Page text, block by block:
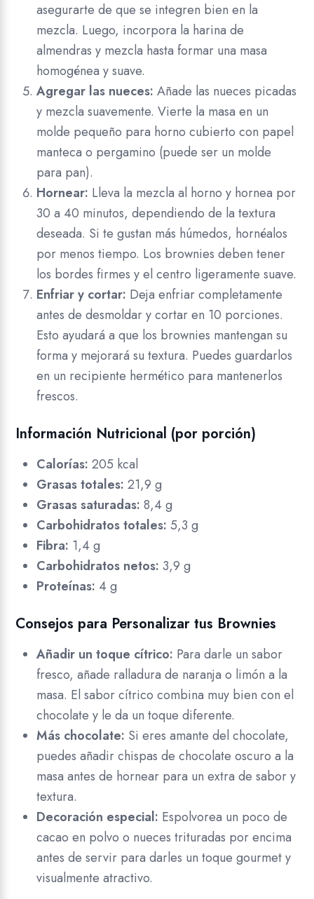
asegurarte de que se integren bien en la
mezcla. Luego, incorpora la harina de
almendras y mezcla hasta formar una masa
homogénea y suave.
Agregar las nueces: Añade las nueces picadas
y mezcla suavemente. Vierte la masa en un
molde pequeño para horno cubierto con papel
manteca o pergamino (puede ser un molde
para pan).
Hornear: Lleva la mezcla al horno y hornea por
30 a 40 minutos, dependiendo de la textura
deseada. Si te gustan más húmedos, hornéalos
por menos tiempo. Los brownies deben tener
los bordes firmes y el centro ligeramente suave.
Enfriar y cortar: Deja enfriar completamente
antes de desmoldar y cortar en 10 porciones.
Esto ayudará a que los brownies mantengan su
forma y mejorará su textura. Puedes guardarlos
en un recipiente hermético para mantenerlos
frescos.
Información Nutricional (por porción)
Calorías: 205 kcal
Grasas totales: 21,9 g
Grasas saturadas: 8,4 g
Carbohidratos totales: 5,3 g
Fibra: 1,4 g
Carbohidratos netos: 3,9 g
Proteínas: 4 g
Consejos para Personalizar tus Brownies
Añadir un toque cítrico: Para darle un sabor
fresco, añade ralladura de naranja o limón a la
masa. El sabor cítrico combina muy bien con el
chocolate y le da un toque diferente.
Más chocolate: Si eres amante del chocolate,
puedes añadir chispas de chocolate oscuro a la
masa antes de hornear para un extra de sabor y
textura.
Decoración especial: Espolvorea un poco de
cacao en polvo o nueces trituradas por encima
antes de servir para darles un toque gourmet y
visualmente atractivo.